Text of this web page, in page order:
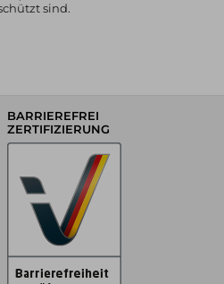
sind.
BARRIEREFREI
ZERTIFIZIERUNG